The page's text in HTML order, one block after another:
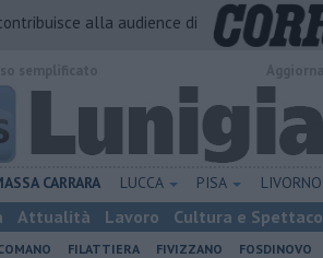
alla audience di
CARRARA LUCCA PISA LIVORNO
Attualità Lavoro Cultura e
FILATTIERA FIVIZZANO FOSDINOVO